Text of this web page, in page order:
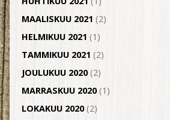
MAALISKUU 2021 (2)
HELMIKUU 2021 (1)
TAMMIKUU 2021 (2)
JOULUKUU 2020(2)
MARRASKUU 2020(1)
LOKAKUU 2020(2)